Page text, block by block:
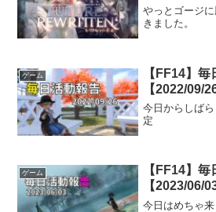
やっとゴージ
きました。
ゲーム
【FF14】
【2022/09/26
今日からしば
定
ゲーム
【FF14】
【2023/06/03
今日はめちゃ